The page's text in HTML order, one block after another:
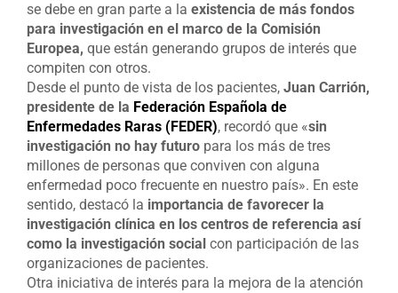
se debe en gran parte a la existencia de más fondos
para investigación en el marco de la Comisión
Europea, que están generando grupos de interés que
compiten con otros.
Desde el punto de vista de los pacientes, Juan Carrión,
presidente de la Federación Española de
Enfermedades Raras (FEDER), recordó que «sin
investigación no hay futuro para los más de tres
millones de personas que conviven con alguna
enfermedad poco frecuente en nuestro país». En este
sentido, destacó la importancia de favorecer la
investigación clínica en los centros de referencia así
como la investigación social con participación de las
organizaciones de pacientes.
Otra iniciativa de interés para la mejora de la atención